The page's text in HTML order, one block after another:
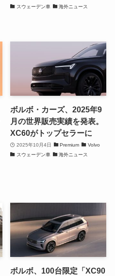
スウェーデン車
海外ニュース
ボルボ・カーズ、2025年9
月の世界販売実績を発表。
XC60がトップセラーに
2025年10月4日 Premium
Volvo
スウェーデン車
海外ニュース
ボルボ、100台限定「XC90